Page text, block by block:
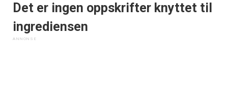
Det er ingen oppskrifter knyttet til
ingrediensen